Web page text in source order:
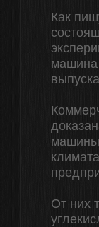
Как
машина
машины
От них